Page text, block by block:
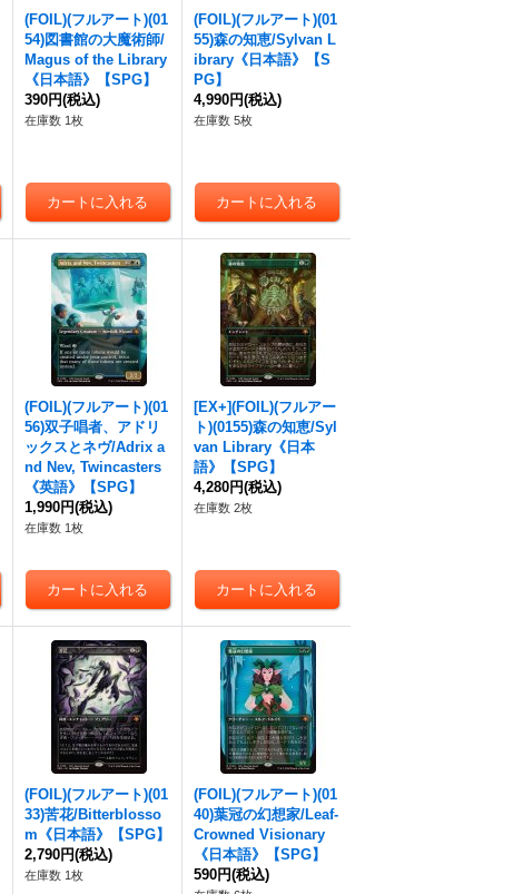
(FOIL)(フルアート)(01
54)図書館の大魔術師/
Magus of the Library
《日本語》【SPG】
390円(税込)
在庫数 1枚
(FOIL)(フルアート)(01
55)森の知恵/Sylvan L
ibrary《日本語》【S
PG】
4,990円(税込)
在庫数 5枚
(FOIL)(フルアート)(01
56)双子唱者、アドリ
ックスとネヴ/Adrix a
nd Nev, Twincasters
《英語》【SPG】
1,990円(税込)
在庫数 1枚
[EX+](FOIL)(フルアー
ト)(0155)森の知恵/Syl
van Library《日本
語》【SPG】
4,280円(税込)
在庫数 2枚
(FOIL)(フルアート)(01
33)苦花/Bitterblosso
m《日本語》【SPG】
2,790円(税込)
在庫数 1枚
(FOIL)(フルアート)(01
40)葉冠の幻想家/Leaf-
Crowned Visionary
《日本語》【SPG】
590円(税込)